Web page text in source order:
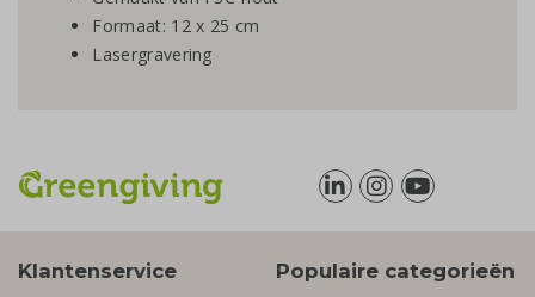
Formaat: 12 x 25 cm
Lasergravering
Klantenservice Populaire categorieën